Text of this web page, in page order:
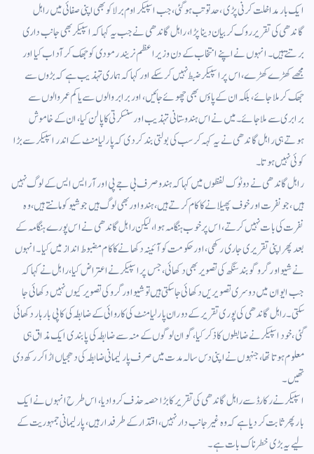
ایک بار مداخلت کرنی پڑی، حد تو تب ہو گئی، جب اسپیکر اوم برلا کو بھی اپنی صفائی میں راہل
گاندھی کی تقریر روک کر بیان دینا پڑا، راہل گاندھی نے جب یہ کہا کہ اسپیکر بھی جانب داری
برتتے ہیں۔ انہوں نے اپنے انتخاب کے دن وزیر اعظم نریندر مودی کو جھک کر آداب کیا اور
مجھے کھڑے کھڑے، اس پر اسپیکر ضبط نہیں کر سکے اور کہا کہ ہماری تہذیب ہے کہ بڑوں سے
جھک کر ملا جائے، بلکہ ان کے پاؤں بھی چھوئے جائیں، اور برابر والوں سے یا کم عمر والوں سے
برابری سے ملا جائے۔ میں نے اس ہندوستانی تہذیب اور سنسکرتی کا پالن کیا، ان کے خاموش
ہوتے ہی راہل گاندھی نے یہ کہہ کر سب کی بولتی بند کر دی کہ پارلیامنٹ کے اندر اسپیکر سے بڑا
کوئی نہیں ہوتا۔
راہل گاندھی نے دو ٹوک لفظوں میں کہا کہ ہندو صرف بی جے پی اور آر ایس ایس کے لوگ نہیں
ہیں، جو نفرت اور خوف پھیلانے کا کام کرتے ہیں، ہندو اور بھی لوگ ہیں جو شیو کو مانتے ہیں، وہ
نفرت کی بات نہیں کرتے، اس پر خوب ہنگامہ ہوا، لیکن راہل گاندھی نے اس پورے ہنگامہ کے
بعد پھر اپنی تقریری جاری رکھی، اور حکومت کو آئینہ دکھانے کا کام مضبوط انداز میں کیا۔ انہوں
نے شیو اور گرو گوبند سنگھ کی تصویر بھی دکھائی، جس پر اسپیکر نے اعتراض کیا، راہل نے کہا کہ
جب ایوان میں دوسری تصویریں دکھائی جا سکتی ہیں تو شیو اور گروکی تصویر کیوں نہیں دکھائی جا
سکتی۔ راہل گاندھی کی پوری تقریر کے دوران پارلیامنٹ کی کاروائی کے ضابطہ کی کاپی بار بار دکھائی
گئی، خود اسپیکر نے ضابطوں کا ذکر کیا، گو ان لوگوں کے منہ سے ضابطہ کی پابندی ایک مذاق ہی
معلوم ہوتا تھا، جنہوں نے اپنی دس سالہ مدت میں صرف پارلیمانی ضابطہ کی دھجیاں اڑا کر رکھ دی
تھیں۔
اسپیکر نے رکارڈ سے راہل گاندھی کی تقریر کا بڑا حصہ حذف کر وادیا، اس طرح انہوں نے ایک
بار پھر ثابت کر دیا ہے کہ وہ غیر جانب دار نہیں، اقتدار کے طرفدار ہیں، پارلیمانی جمہوریت کے
لیے یہ بڑی خطرناک بات ہے۔